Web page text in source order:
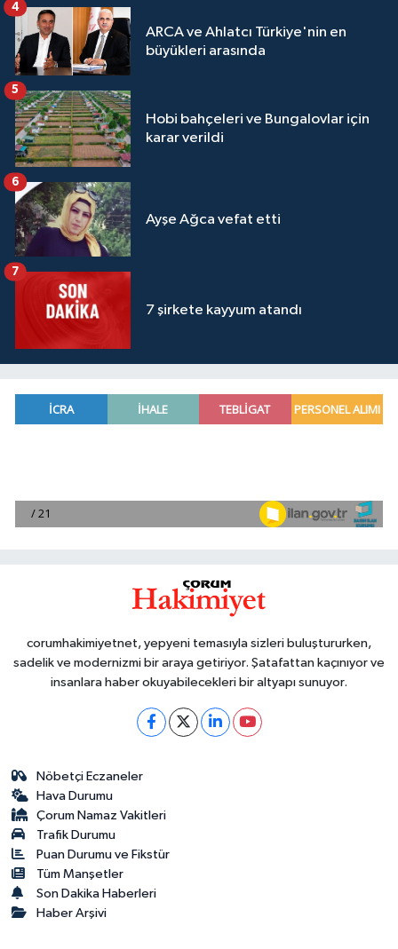
ARCA ve Ahlatcı Türkiye'nin en
büyükleri arasında
4
Hobi bahçeleri ve Bungalovlar için
karar verildi
5
Ayşe Ağca vefat etti
6
7 şirkete kayyum atandı
7
corumhakimiyetnet, yepyeni temasıyla sizleri buluştururken,
sadelik ve modernizmi bir araya getiriyor. Şatafattan kaçınıyor ve
insanlara haber okuyabilecekleri bir altyapı sunuyor.
Nöbetçi Eczaneler
Hava Durumu
Çorum Namaz Vakitleri
Trafik Durumu
Puan Durumu ve Fikstür
Tüm Manşetler
Son Dakika Haberleri
Haber Arşivi